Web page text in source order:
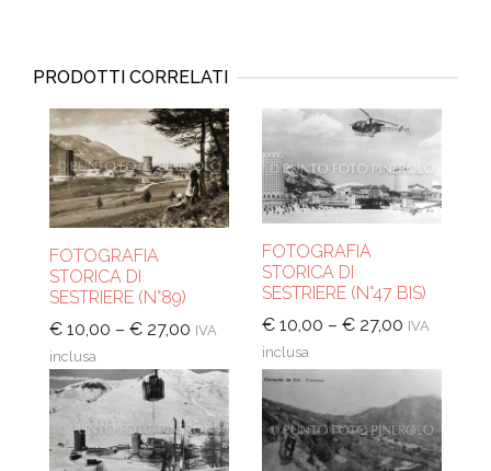
PRODOTTI CORRELATI
FOTOGRAFIA
STORICA DI
SESTRIERE (N°89)
€ 10,00 – € 27,00 IVA
inclusa
FOTOGRAFIA
STORICA DI
SESTRIERE (N°47 BIS)
€ 10,00 – € 27,00 IVA
inclusa